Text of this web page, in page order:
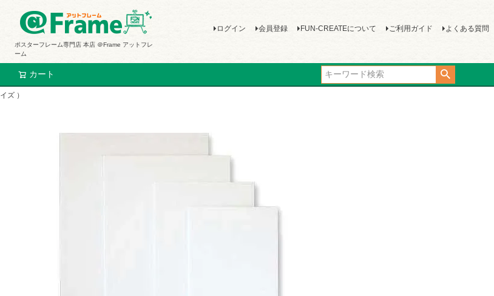
ポスターフレーム専門店 本店 ＠Frame アットフレ
ーム
ログイン 会員登録 FUN-CREATEについて ご利用ガイド よくある質問
カート
ズ ）